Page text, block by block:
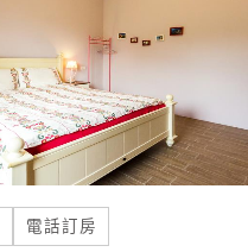
電話訂房